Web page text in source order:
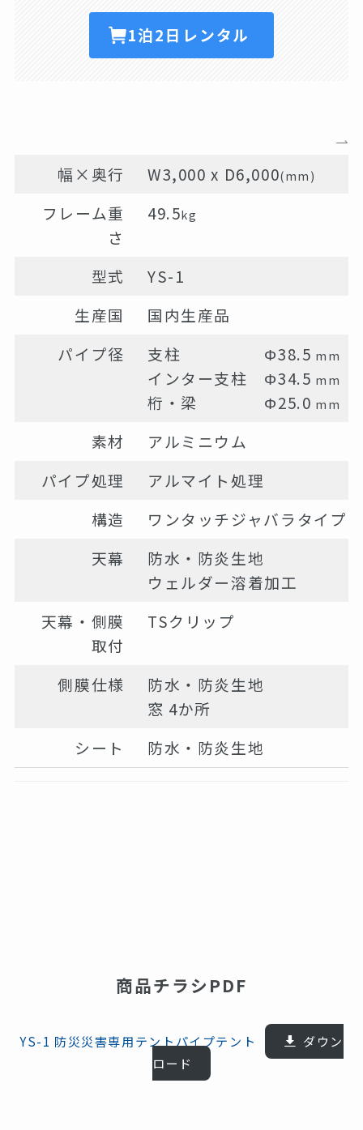
1泊2日レンタル
幅×奥行 W3,000 x D6,000(mm)
フレーム重
さ
49.5kg
型式
YS-1
生産国
国内生産品
パイプ径
支柱 Φ38.5 mm
インター支柱 Φ34.5 mm
桁・梁 Φ25.0 mm
素材
アルミニウム
パイプ処理
アルマイト処理
構造
ワンタッチジャバラタイプ
天幕
防水・防炎生地
ウェルダー溶着加工
天幕・側膜
取付
TSクリップ
側膜仕様
防水・防炎生地
窓 4か所
シート
防水・防炎生地
商品チラシPDF
YS-1 防災災害専用テントパイプテント
ダウン
ロード